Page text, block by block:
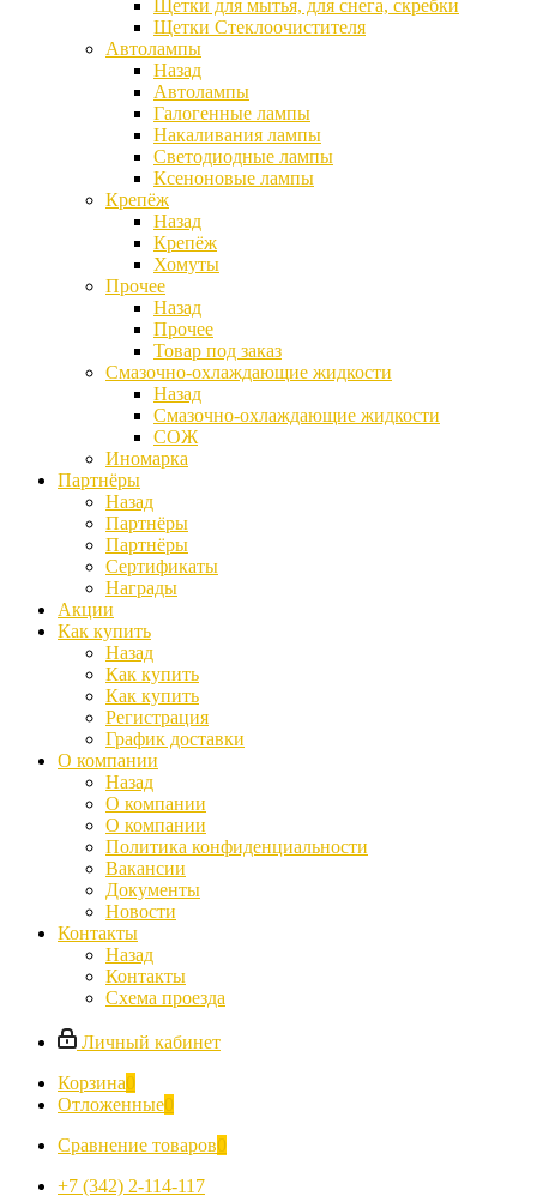
Щетки для мытья, для снега, скребки
Щетки Стеклоочистителя
Автолампы
Назад
Автолампы
Галогенные лампы
Накаливания лампы
Светодиодные лампы
Ксеноновые лампы
Крепёж
Назад
Крепёж
Хомуты
Прочее
Назад
Прочее
Товар под заказ
Смазочно-охлаждающие жидкости
Назад
Смазочно-охлаждающие жидкости
СОЖ
Иномарка
Партнёры
Назад
Партнёры
Партнёры
Сертификаты
Награды
Акции
Как купить
Назад
Как купить
Как купить
Регистрация
График доставки
О компании
Назад
О компании
О компании
Политика конфиденциальности
Вакансии
Документы
Новости
Контакты
Назад
Контакты
Схема проезда
Личный кабинет
Корзина0
Отложенные0
Сравнение товаров0
+7 (342) 2-114-117